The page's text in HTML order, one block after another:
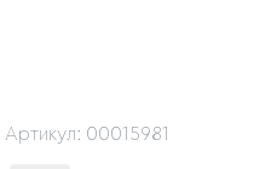
Артикул: 00015981